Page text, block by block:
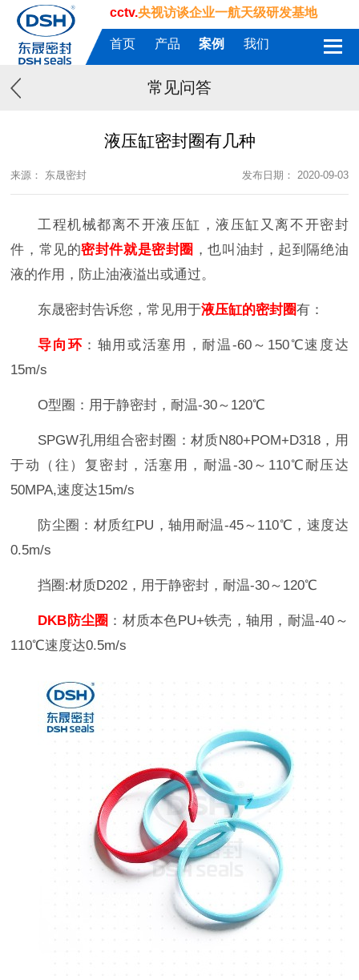
cctv.央视访谈企业一航天级研发基地
首页 产品 案例 我们
常见问答
液压缸密封圈有几种
来源： 东晟密封 发布日期： 2020-09-03
工程机械都离不开液压缸，液压缸又离不开密封
件，常见的密封件就是密封圈 ，也叫油封，起到隔绝油
液的作用，防止油液溢出或通过。
东晟密封告诉您，常见用于液压缸的密封圈有：
导向环 ：轴用或活塞用，耐温-60～150℃速度达
15m/s
O型圈：用于静密封，耐温-30～120℃
SPGW孔用组合密封圈：材质N80+POM+D318，用
于动（往）复密封，活塞用，耐温-30～110℃耐压达
50MPA,速度达15m/s
防尘圈：材质红PU，轴用耐温-45～110℃，速度达
0.5m/s
挡圈:材质D202，用于静密封，耐温-30～120℃
DKB防尘圈 ：材质本色PU+铁壳，轴用，耐温-40～
110℃速度达0.5m/s